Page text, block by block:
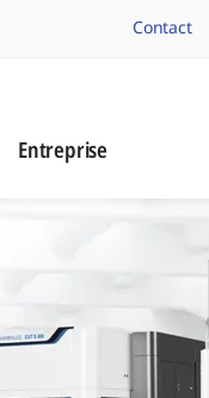
navigation.brand
Contact
Entreprise